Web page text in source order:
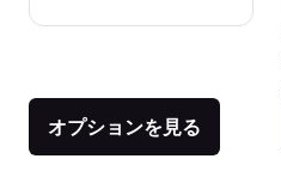
オプションを見る